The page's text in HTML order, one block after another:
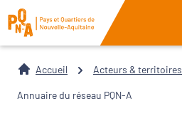
Accueil Acteurs & territoires
Annuaire du réseau PQN-A